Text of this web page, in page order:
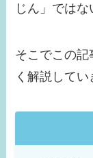
じん」ではな
そこでこの記
く解説してい